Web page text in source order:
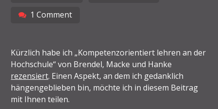
1 Comment
Kürzlich habe ich „Kompetenzorientiert lehren an der
Hochschule“ von Brendel, Macke und Hanke
rezensiert. Einen Aspekt, an dem ich gedanklich
hängengeblieben bin, möchte ich in diesem Beitrag
mit Ihnen teilen.